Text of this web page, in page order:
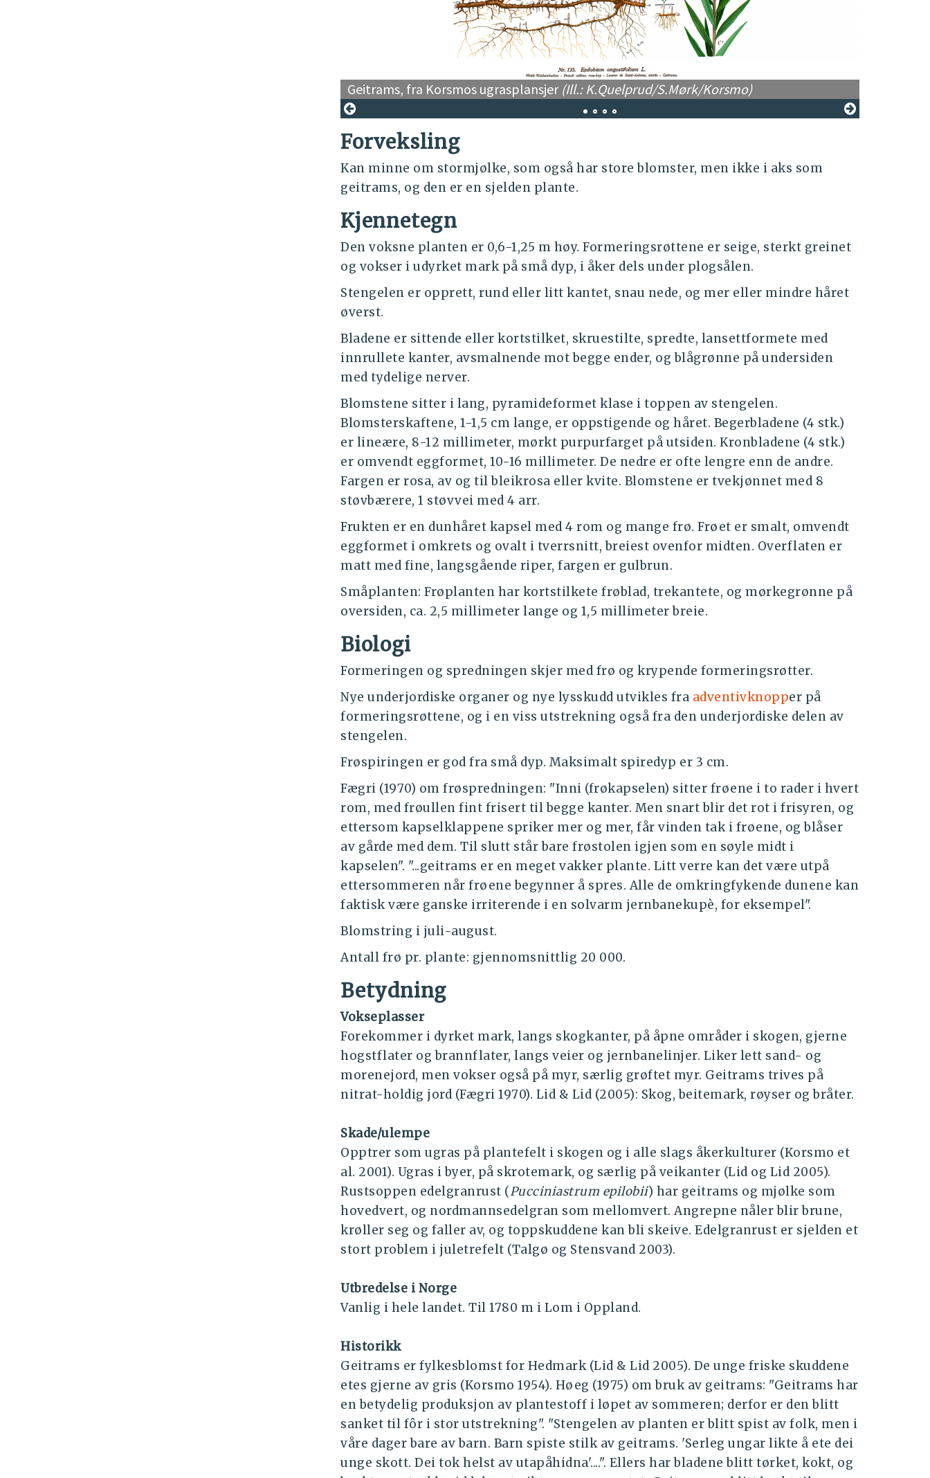
Geitrams, fra Korsmos ugrasplansjer (Ill.: K.Quelprud/S.Mørk/Korsmo)
Forveksling
Kan minne om stormjølke, som også har store blomster, men ikke i aks som
geitrams, og den er en sjelden plante.
Kjennetegn
Den voksne planten er 0,6-1,25 m høy. Formeringsrøttene er seige, sterkt greinet
og vokser i udyrket mark på små dyp, i åker dels under plogsålen.
Stengelen er opprett, rund eller litt kantet, snau nede, og mer eller mindre håret
øverst.
Bladene er sittende eller kortstilket, skruestilte, spredte, lansettformete med
innrullete kanter, avsmalnende mot begge ender, og blågrønne på undersiden
med tydelige nerver.
Blomstene sitter i lang, pyramideformet klase i toppen av stengelen.
Blomsterskaftene, 1-1,5 cm lange, er oppstigende og håret. Begerbladene (4 stk.)
er lineære, 8-12 millimeter, mørkt purpurfarget på utsiden. Kronbladene (4 stk.)
er omvendt eggformet, 10-16 millimeter. De nedre er ofte lengre enn de andre.
Fargen er rosa, av og til bleikrosa eller kvite. Blomstene er tvekjønnet med 8
støvbærere, 1 støvvei med 4 arr.
Frukten er en dunhåret kapsel med 4 rom og mange frø. Frøet er smalt, omvendt
eggformet i omkrets og ovalt i tverrsnitt, breiest ovenfor midten. Overflaten er
matt med fine, langsgående riper, fargen er gulbrun.
Småplanten: Frøplanten har kortstilkete frøblad, trekantete, og mørkegrønne på
oversiden, ca. 2,5 millimeter lange og 1,5 millimeter breie.
Biologi
Formeringen og spredningen skjer med frø og krypende formeringsrøtter.
Nye underjordiske organer og nye lysskudd utvikles fra adventivknopper på
formeringsrøttene, og i en viss utstrekning også fra den underjordiske delen av
stengelen.
Frøspiringen er god fra små dyp. Maksimalt spiredyp er 3 cm.
Fægri (1970) om frøspredningen: "Inni (frøkapselen) sitter frøene i to rader i hvert
rom, med frøullen fint frisert til begge kanter. Men snart blir det rot i frisyren, og
ettersom kapselklappene spriker mer og mer, får vinden tak i frøene, og blåser
av gårde med dem. Til slutt står bare frøstolen igjen som en søyle midt i
kapselen". "...geitrams er en meget vakker plante. Litt verre kan det være utpå
ettersommeren når frøene begynner å spres. Alle de omkringfykende dunene kan
faktisk være ganske irriterende i en solvarm jernbanekupè, for eksempel".
Blomstring i juli-august.
Antall frø pr. plante: gjennomsnittlig 20 000.
Betydning
Vokseplasser
Forekommer i dyrket mark, langs skogkanter, på åpne områder i skogen, gjerne
hogstflater og brannflater, langs veier og jernbanelinjer. Liker lett sand- og
morenejord, men vokser også på myr, særlig grøftet myr. Geitrams trives på
nitrat-holdig jord (Fægri 1970). Lid & Lid (2005): Skog, beitemark, røyser og bråter.
Skade/ulempe
Opptrer som ugras på plantefelt i skogen og i alle slags åkerkulturer (Korsmo et
al. 2001). Ugras i byer, på skrotemark, og særlig på veikanter (Lid og Lid 2005).
Rustsoppen edelgranrust (Pucciniastrum epilobii) har geitrams og mjølke som
hovedvert, og nordmannsedelgran som mellomvert. Angrepne nåler blir brune,
krøller seg og faller av, og toppskuddene kan bli skeive. Edelgranrust er sjelden et
stort problem i juletrefelt (Talgø og Stensvand 2003).
Utbredelse i Norge
Vanlig i hele landet. Til 1780 m i Lom i Oppland.
Historikk
Geitrams er fylkesblomst for Hedmark (Lid & Lid 2005). De unge friske skuddene
etes gjerne av gris (Korsmo 1954). Høeg (1975) om bruk av geitrams: "Geitrams har
en betydelig produksjon av plantestoff i løpet av sommeren; derfor er den blitt
sanket til fôr i stor utstrekning". "Stengelen av planten er blitt spist av folk, men i
våre dager bare av barn. Barn spiste stilk av geitrams. 'Serleg ungar likte å ete dei
unge skott. Dei tok helst av utapåhidna'....". Ellers har bladene blitt tørket, kokt, og